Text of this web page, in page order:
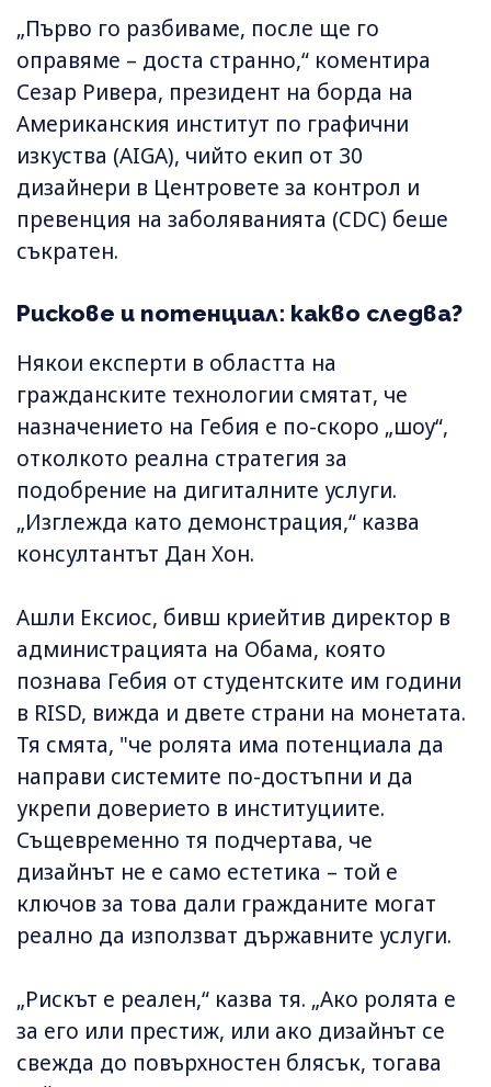
„Първо го разбиваме, после ще го
оправяме – доста странно,“ коментира
Сезар Ривера, президент на борда на
Американския институт по графични
изкуства (AIGA), чийто екип от 30
дизайнери в Центровете за контрол и
превенция на заболяванията (CDC) беше
съкратен.
Рискове и потенциал: какво следва?
Някои експерти в областта на
гражданските технологии смятат, че
назначението на Гебия е по-скоро „шоу“,
отколкото реална стратегия за
подобрение на дигиталните услуги.
„Изглежда като демонстрация,“ казва
консултантът Дан Хон.
Ашли Ексиос, бивш криейтив директор в
администрацията на Обама, която
познава Гебия от студентските им години
в RISD, вижда и двете страни на монетата.
Тя смята, "че ролята има потенциала да
направи системите по-достъпни и да
укрепи доверието в институциите.
Същевременно тя подчертава, че
дизайнът не е само естетика – той е
ключов за това дали гражданите могат
реално да използват държавните услуги.
„Рискът е реален,“ казва тя. „Ако ролята е
за его или престиж, или ако дизайнът се
свежда до повърхностен блясък, тогава